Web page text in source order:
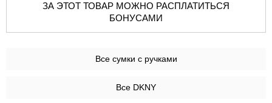
ЗА ЭТОТ ТОВАР МОЖНО РАСПЛАТИТЬСЯ
БОНУСАМИ
Все сумки с ручками
Все DKNY